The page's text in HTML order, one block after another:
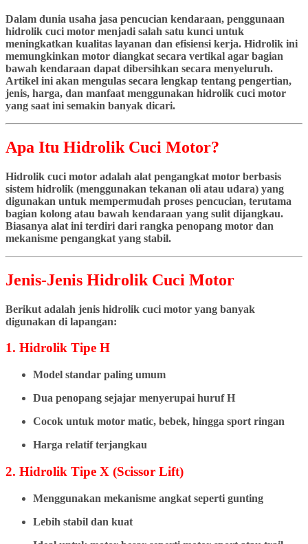
Dalam dunia usaha jasa pencucian kendaraan, penggunaan
hidrolik cuci motor menjadi salah satu kunci untuk
meningkatkan kualitas layanan dan efisiensi kerja. Hidrolik ini
memungkinkan motor diangkat secara vertikal agar bagian
bawah kendaraan dapat dibersihkan secara menyeluruh.
Artikel ini akan mengulas secara lengkap tentang pengertian,
jenis, harga, dan manfaat menggunakan hidrolik cuci motor
yang saat ini semakin banyak dicari.
Apa Itu Hidrolik Cuci Motor?
Hidrolik cuci motor adalah alat pengangkat motor berbasis
sistem hidrolik (menggunakan tekanan oli atau udara) yang
digunakan untuk mempermudah proses pencucian, terutama
bagian kolong atau bawah kendaraan yang sulit dijangkau.
Biasanya alat ini terdiri dari rangka penopang motor dan
mekanisme pengangkat yang stabil.
Jenis-Jenis Hidrolik Cuci Motor
Berikut adalah jenis hidrolik cuci motor yang banyak
digunakan di lapangan:
1. Hidrolik Tipe H
Model standar paling umum
Dua penopang sejajar menyerupai huruf H
Cocok untuk motor matic, bebek, hingga sport ringan
Harga relatif terjangkau
2. Hidrolik Tipe X (Scissor Lift)
Menggunakan mekanisme angkat seperti gunting
Lebih stabil dan kuat